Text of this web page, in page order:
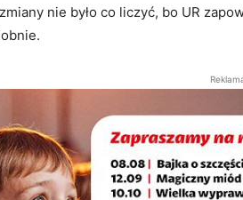
nie było co liczyć, bo UR